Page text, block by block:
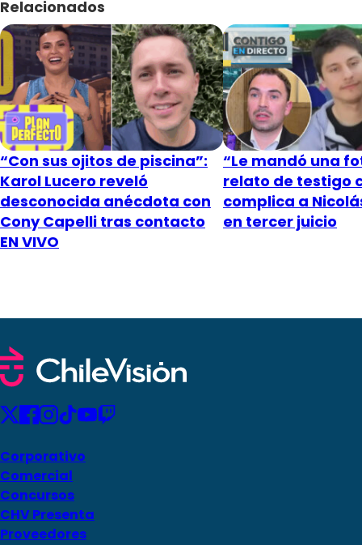
Relacionados
“Con sus ojitos de piscina”:
Karol Lucero reveló
desconocida anécdota con
Cony Capelli tras contacto
EN VIVO
“Le mandó una
relato de testigo
complica a
en tercer juicio
Corporativo
Comercial
Concursos
CHV Presenta
Proveedores